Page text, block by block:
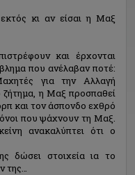
κι αν είσαι η Μαξ
και έρχονται
που ανέλαβαν ποτέ:
για την Αλλαγή
ζήτημα, η Μαξ προσπαθεί
και τον άσπονδο εχθρό
που ψάχνουν τη Μαξ.
ανακαλύπτει ότι ο
δώσει στοιχεία ια το
της…